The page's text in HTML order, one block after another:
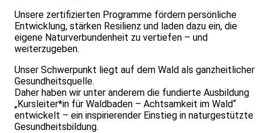
Unsere zertifizierten Programme fördern persönliche
Entwicklung, stärken Resilienz und laden dazu ein, die
eigene Naturverbundenheit zu vertiefen – und
weiterzugeben.
Unser Schwerpunkt liegt auf dem Wald als ganzheitlicher
Gesundheitsquelle.
Daher haben wir unter anderem die fundierte Ausbildung
„Kursleiter*in für Waldbaden – Achtsamkeit im Wald“
entwickelt – ein inspirierender Einstieg in naturgestützte
Gesundheitsbildung.